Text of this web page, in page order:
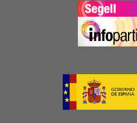
Image